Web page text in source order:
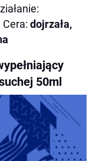
Cera: dojrzała,
50ml